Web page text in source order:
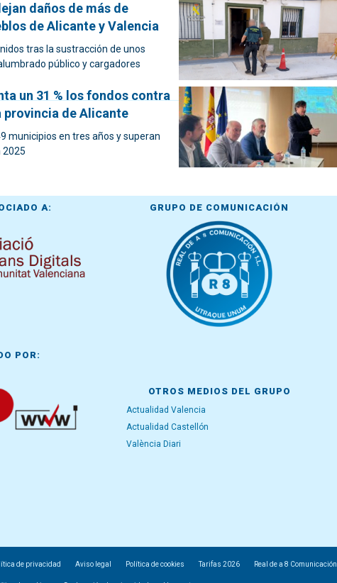
daños de más de
de Alicante y Valencia
tras la sustracción de unos
público y cargadores
un 31 % los fondos contra
provincia de Alicante
municipios en tres años y superan
2025
A:
POR:
GRUPO DE COMUNICACIÓN
OTROS MEDIOS DEL GRUPO
Actualidad Valencia
Actualidad Castellón
València Diari
de privacidad Aviso legal Política de cookies Tarifas 2026 Real de a 8 Comunicación